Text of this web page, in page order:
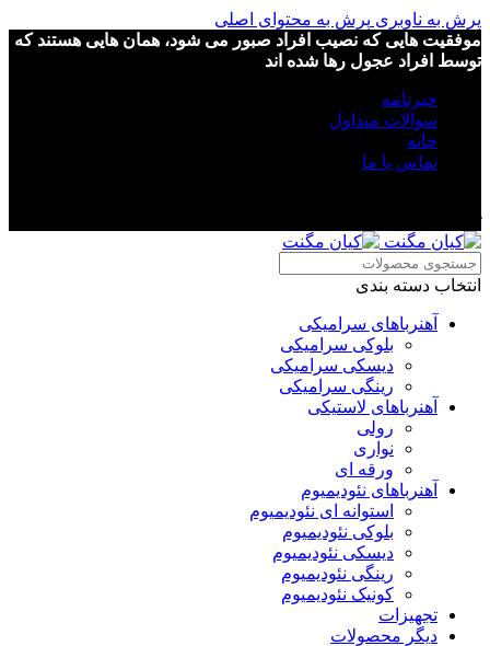
پرش به ناوبری پرش به محتوای اصلی
موفقیت هایی که نصیب افراد صبور می شود، همان هایی هستند که
توسط افراد عجول رها شده اند
خبرنامه
سوالات متداول
خانه
تماس با ما
انتخاب دسته بندی
آهنرباهای سرامیکی
بلوکی سرامیکی
دیسکی سرامیکی
رینگی سرامیکی
آهنرباهای لاستیکی
رولی
نواری
ورقه ای
آهنرباهای نئودیمیوم
استوانه ای نئودیمیوم
بلوکی نئودیمیوم
دیسکی نئودیمیوم
رینگی نئودیمیوم
کونیک نئودیمیوم
تجهیزات
دیگر محصولات